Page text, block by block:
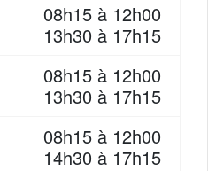
08h15 à 12h00
13h30 à 17h15
08h15 à 12h00
13h30 à 17h15
08h15 à 12h00
14h30 à 17h15